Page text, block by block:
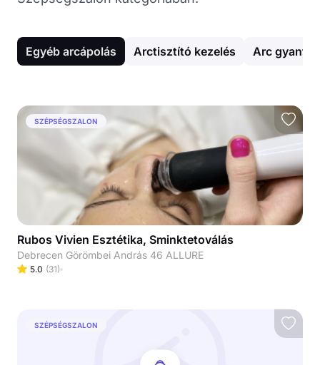
Egyéb arcápolás Arctisztító kezelés Arc
SZÉPSÉGSZALON
Rubos Vivien Esztétika, Sminktetoválás
Debrecen Görömbei András 46 ALLURE
5.0 (31)
SZÉPSÉGSZALON